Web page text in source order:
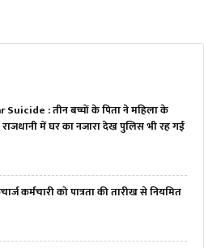
: तीन बच्चों के पिता ने महिला के
में घर का नजारा देख पुलिस भी रह गई
कर्मचारी को पात्रता की तारीख से नियमित